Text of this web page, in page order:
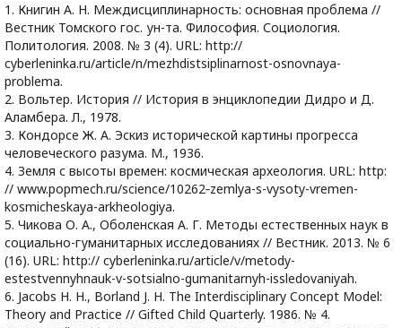
1. Книгин А. Н. Междисциплинарность: основная проблема //
Вестник Томского гос. ун-та. Философия. Социология.
Политология. 2008. № 3 (4). URL: http://
cyberleninka.ru/article/n/mezhdistsiplinarnost-osnovnaya-
problema.
2. Вольтер. История // История в энциклопедии Дидро и Д.
Аламбера. Л., 1978.
3. Кондорсе Ж. А. Эскиз исторической картины прогресса
человеческого разума. М., 1936.
4. Земля с высоты времен: космическая археология. URL: http:
// www.popmech.ru/science/10262‑zemlya-s-vysoty-vremen-
kosmicheskaya-arkheologiya.
5. Чикова О. А., Оболенская А. Г. Методы естественных наук в
социально-гуманитарных исследованиях // Вестник. 2013. № 6
(16). URL: http:// cyberleninka.ru/article/v/metody-
estestvennyhnauk-v-sotsialno-gumanitarnyh-issledovaniyah.
6. Jacobs H. H., Borland J. H. The Interdisciplinary Concept Model:
Theory and Practice // Gifted Child Quarterly. 1986. № 4.